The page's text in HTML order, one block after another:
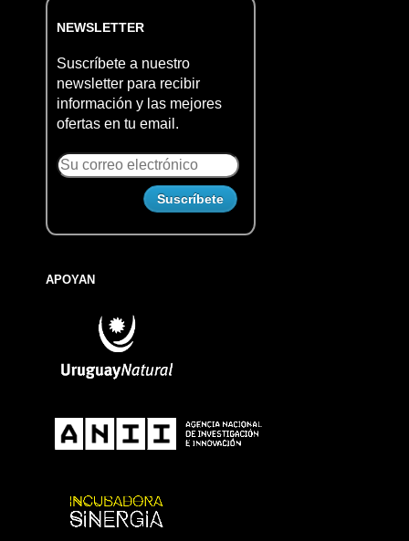
NEWSLETTER
Suscríbete a nuestro
newsletter para recibir
información y las mejores
ofertas en tu email.
APOYAN